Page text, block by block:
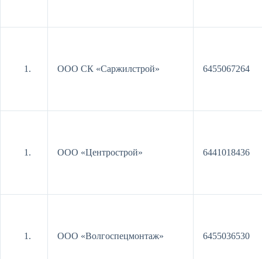
ООО СК «Саржилстрой» 6455067264
ООО «Центрострой» 6441018436
ООО «Волгоспецмонтаж» 6455036530